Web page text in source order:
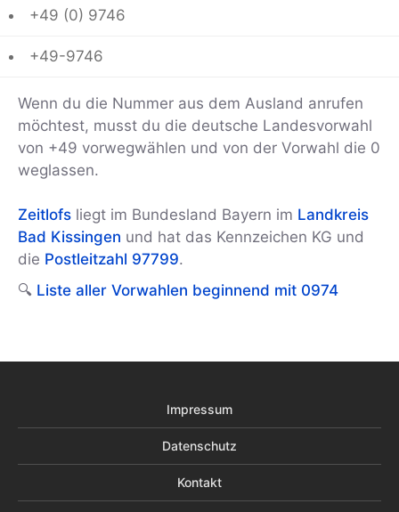
+49 (0) 9746
+49-9746
Wenn du die Nummer aus dem Ausland anrufen
möchtest, musst du die deutsche Landesvorwahl
von +49 vorwegwählen und von der Vorwahl die 0
weglassen.
Zeitlofs liegt im Bundesland Bayern im Landkreis
Bad Kissingen und hat das Kennzeichen KG und
die Postleitzahl 97799.
🔍 Liste aller Vorwahlen beginnend mit 0974
Impressum
Datenschutz
Kontakt